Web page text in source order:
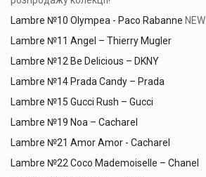
Lambre №10 Olympea - Paco Rabanne NEW
Lambre №11 Angel – Thierry Mugler
Lambre №12 Be Delicious – DKNY
Lambre №14 Prada Candy – Prada
Lambre №15 Gucci Rush – Gucci
Lambre №19 Noa – Cacharel
Lambre №21 Amor Amor - Cacharel
Lambre №22 Coco Mademoiselle – Chanel